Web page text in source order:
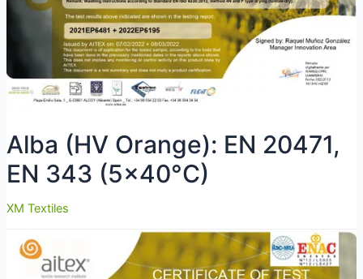
Alba (HV Orange): EN 20471,
EN 343 (5×40°C)
XM Textiles